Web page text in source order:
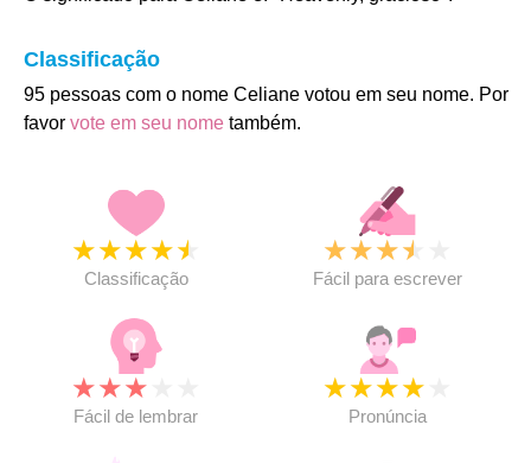
Classificação
95 pessoas com o nome Celiane votou em seu nome. Por
favor vote em seu nome também.
★★★★★
Classificação
★★★★
Fácil para escrever
★★★
Fácil de lembrar
★★★★
Pronúncia